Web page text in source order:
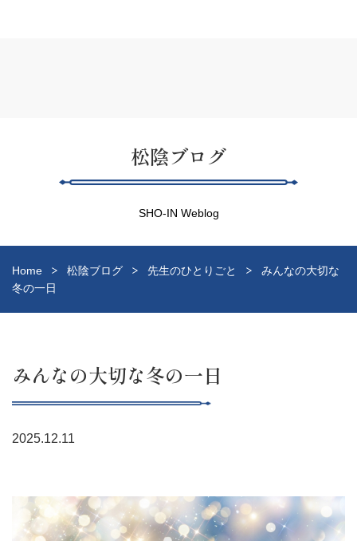
松陰ブログ
SHO-IN Weblog
Home 松陰ブログ 先生のひとりごと
みんなの大切な
冬の一日
みんなの大切な冬の一日
2025.12.11